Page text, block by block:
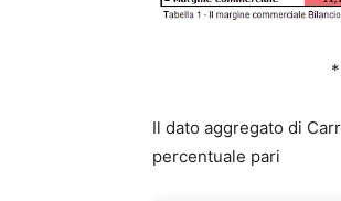
Il dato aggregato di
percentuale pari